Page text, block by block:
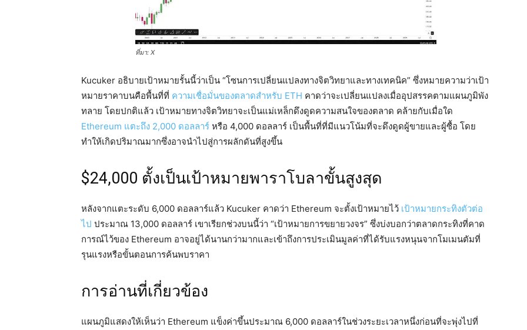
ที่มา: X
Kucuker อธิบายเป้าหมายรั้นนี้ว่าเป็น “โซนการเปลี่ยนแปลงทางจิตวิทยาและทางเทคนิค” ซึ่งหมายความว่าเป้า
หมายราคาบนคือพื้นที่ที่ ความเชื่อมั่นของตลาดสำหรับ ETH คาดว่าจะเปลี่ยนแปลงเมื่ออุปสรรคตามแผนภูมิพัง
ทลาย โดยปกติแล้ว เป้าหมายทางจิตวิทยาจะเป็นแม่เหล็กดึงดูดความสนใจของตลาด คล้ายกับเมื่อใด
Ethereum แตะถึง 2,000 ดอลลาร์ หรือ 4,000 ดอลลาร์ เป็นพื้นที่ที่มีแนวโน้มที่จะดึงดูดผู้ขายและผู้ซื้อ โดย
ทำให้เกิดปริมาณมากซึ่งอาจนำไปสู่การผลักดันที่สูงขึ้น
$24,000 ตั้งเป็นเป้าหมายพาราโบลาขั้นสูงสุด
หลังจากแตะระดับ 6,000 ดอลลาร์แล้ว Kucuker คาดว่า Ethereum จะตั้งเป้าหมายไว้ เป้าหมายกระทิงตัวต่อ
ไป ประมาณ 13,000 ดอลลาร์ เขาเรียกช่วงบนนี้ว่า “เป้าหมายการขยายวงจร” ซึ่งบ่งบอกว่าตลาดกระทิงที่คาด
การณ์ไว้ของ Ethereum อาจอยู่ได้นานกว่ามากและเข้าถึงการประเมินมูลค่าที่ได้รับแรงหนุนจากโมเมนตัมที่
รุนแรงหรือขั้นตอนการค้นพบราคา
การอ่านที่เกี่ยวข้อง
แผนภูมิแสดงให้เห็นว่า Ethereum แข็งค่าขึ้นประมาณ 6,000 ดอลลาร์ในช่วงระยะเวลาหนึ่งก่อนที่จะพุ่งไปที่